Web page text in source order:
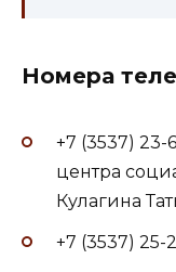
Номера
+7 (3537)
центра
Кулагина
+7 (3537)